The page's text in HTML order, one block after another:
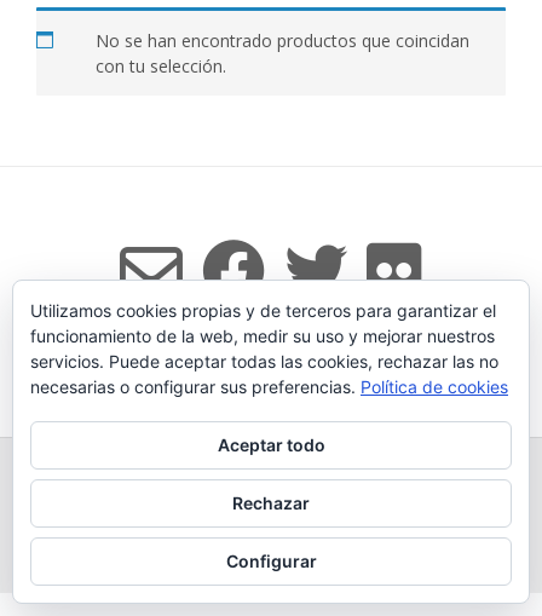
No se han encontrado productos que coincidan
con tu selección.
Tema:Voguede Kaira
TODOS LOS PRODUCTOS LEGADO
QUESERÍA
GANADERÍA PROPIA
CONDICIONES DE COMPRA
AVISO LEGAL Y POLÍTICA DE PRIVACIDAD
POLÍTICA DE COOKIES
MÁS INFORMACIÓN SOBRE LAS COOKIES
Utilizamos cookies propias y de terceros para garantizar el
funcionamiento de la web, medir su uso y mejorar nuestros
servicios. Puede aceptar todas las cookies, rechazar las no
necesarias o configurar sus preferencias. Política de cookies
Aceptar todo
Rechazar
Configurar